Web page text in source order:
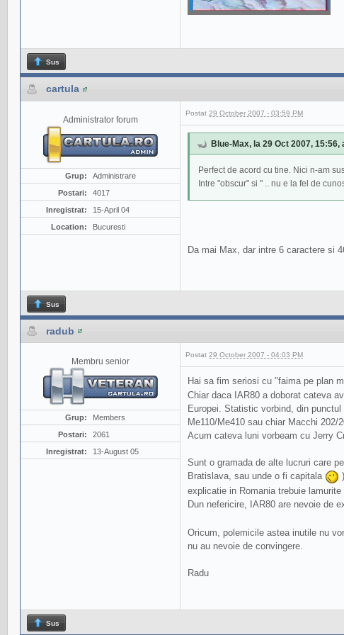
Sus
cartula
Administrator forum
Grup:
Administrare
Postari:
4017
Inregistrat:
15-April 04
Location:
Bucuresti
Postat 29 October 2007 - 03:59 PM
Blue-Max, la 29 Oct 2007, 15:56,
Perfect de acord cu tine. Nici n-am
Intre "obscur" si " .. nu e la fel de
Da mai Max, dar intre 6 caractere si
Sus
radub
Membru senior
Grup:
Members
Postari:
2061
Inregistrat:
13-August 05
Postat 29 October 2007 - 04:03 PM
Hai sa fim seriosi cu "faima pe plan
Chiar daca IAR80 a doborat cateva
Europei. Statistic vorbind, din
Me110/Me410 sau chiar Macchi
Acum cateva luni vorbeam cu Jerry
Sunt o gramada de alte lucruri care
Bratislava, sau unde o fi capitala
explicatie in Romania trebuie
Dun nefericire, IAR80 are nevoie de
Oricum, polemicile astea inutile nu
nu au nevoie de convingere.
Radu
Sus